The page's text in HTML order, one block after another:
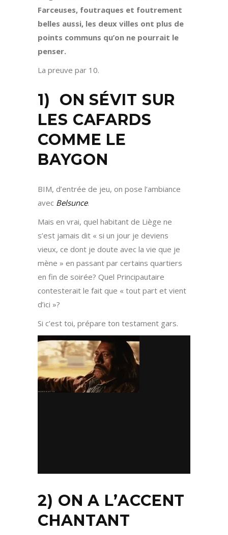
Farceuses, foutraques et foutrement
belles aussi, les deux villes ont plus de
points communs qu’on ne pourrait le
penser.
La preuve par 10.
1) ON SÉVIT SUR
LES CAFARDS
COMME LE
BAYGON
BIM, d’entrée de jeu, on pose l’ambiance
avec Belsunce.
Mais en vrai, quel habitant de Liège ne
s’est jamais dit « si un jour je deviens
vieux, ce dont je doute avec la vie que je
mène » en passant par certains quartiers
en fin de soirée? Quel Principautaire
contesterait le fait que « tout part et vient
d’ici »?
Si c’est toi, prépare ton testament gars.
2) ON A L’ACCENT
CHANTANT